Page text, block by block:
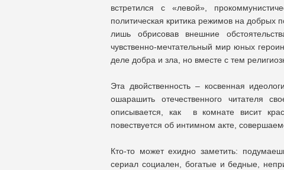
встретился с «левой»,
политическая критика режимов на добрых
лишь обрисовав внешние
чувственно-мечтательный мир юных
деле добра и зла, но вместе с тем
Эта двойственность – косвенная
ошарашить отечественного читателя
описывается, как в комнате висит
повествуется об интимном акте,
Кто-то может ехидно заметить:
сериал социален, богатые и бедные,